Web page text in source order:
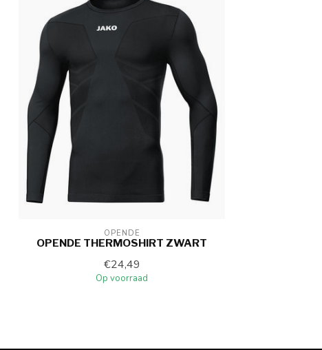
OPENDE
OPENDE THERMOSHIRT ZWART
€24,49
Op voorraad